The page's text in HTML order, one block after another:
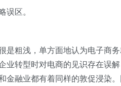
误区。
是粗浅，单方面地认为电子商
业转型时对电商的见识存在误
金融业都有着同样的敦促浸染